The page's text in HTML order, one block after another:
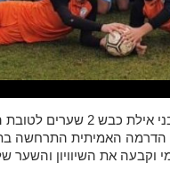
במחצית הראשונה דניאל אלימלך מבני
מבת ים כבש בדקה ה-59 אך הדרמה האמיתית
את השיוויון והשער